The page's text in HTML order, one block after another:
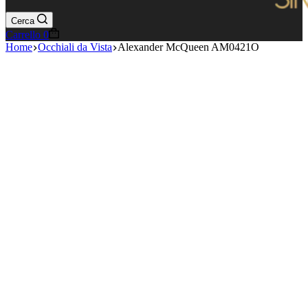
Cerca
Carrello 0
Home Occhiali da Vista Alexander McQueen AM0421O